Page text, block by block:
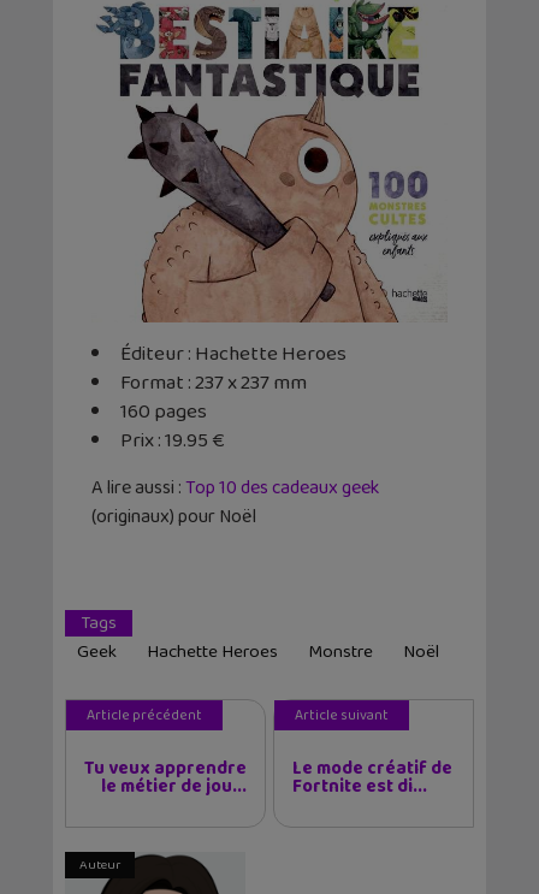
Éditeur : Hachette Heroes
Format : 237 x 237 mm
160 pages
Prix : 19.95 €
A lire aussi :Top 10 des cadeaux geek
(originaux) pour Noël
Tags
Geek
Hachette Heroes Monstre Noël
Article précédent
Tu veux apprendre
le métier de jou...
Article suivant
Le mode créatif de
Fortnite est di...
Auteur